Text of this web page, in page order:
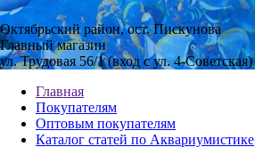
Октябрьский район, ост. Пискунова
Главный магазин
ул. Трудовая 56/1 (вход с ул. 4-Советская)
Главная
Покупателям
Оптовым покупателям
Каталог статей по Аквариумистике